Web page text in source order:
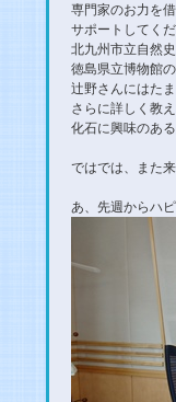
専門家のお力を
サポートしてくだ
北九州市立自然
徳島県立博物館
辻野さんにはた
さらに詳しく教
化石に興味のあ
ではでは、また来
あ、先週からハ